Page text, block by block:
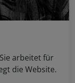
arbeitet für
die Website.